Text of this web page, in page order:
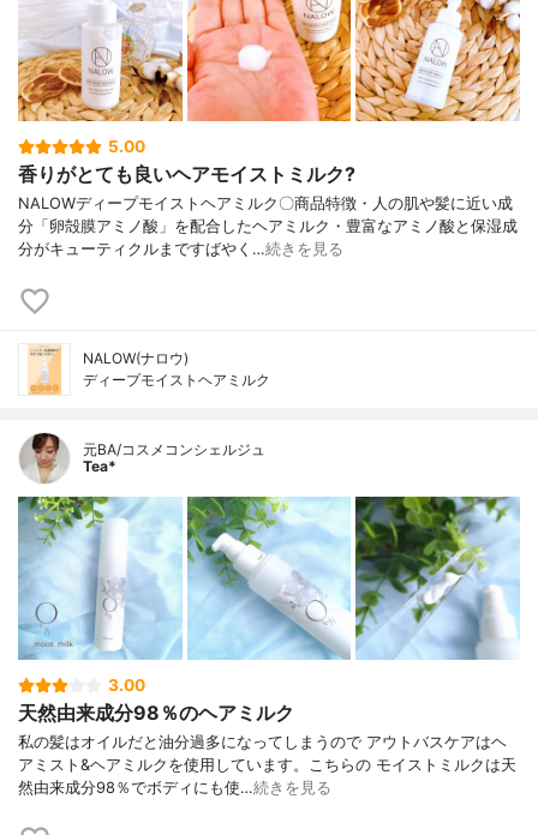
5.00
香りがとても良いヘアモイストミルク?
NALOWディープモイストヘアミルク〇商品特徴・人の肌や髪に近い成
分「卵殻膜アミノ酸」を配合したヘアミルク・豊富なアミノ酸と保湿成
分がキューティクルまですばやく…続きを見る
NALOW(ナロウ)
ディープモイストヘアミルク
元BA/コスメコンシェルジュ
Tea*
3.00
天然由来成分98％のヘアミルク
私の髪はオイルだと油分過多になってしまうので アウトバスケアはヘ
アミスト&ヘアミルクを使用しています。こちらの モイストミルクは天
然由来成分98％でボディにも使…続きを見る